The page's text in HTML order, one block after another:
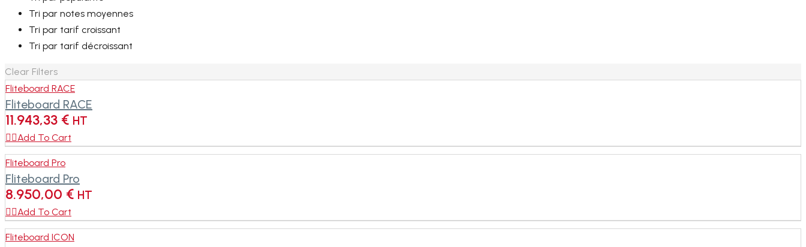
Tri par notes moyennes
Tri par tarif croissant
Tri par tarif décroissant
Clear Filters
Fliteboard RACE
Fliteboard RACE
11.943,33 € HT
Add To Cart
Fliteboard Pro
Fliteboard Pro
8.950,00 € HT
Add To Cart
Fliteboard ICON